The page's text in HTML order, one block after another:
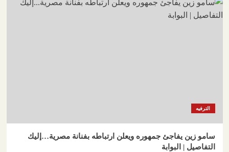
الترفيه
سامو زين يفاجئ جمهوره ويعلن ارتباطه بفنانة مصرية…إليك
التفاصيل | البوابة